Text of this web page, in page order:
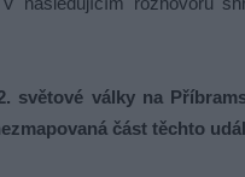
světové války na
část těchto